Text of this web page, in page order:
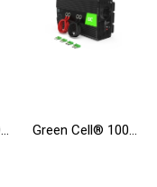
Green Cell® 3000W/6000W Pur Sinus Convertisseur DC 24V AC 230V Onduleur Power Inverter Green Cell® 1000W/2000W Convertisseur de Tension DC 12V AC 230V Onduleur Power Inverter